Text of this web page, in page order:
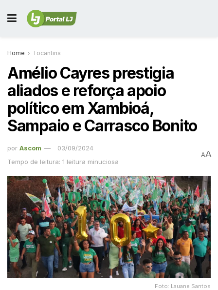
Home Tocantins
Amélio Cayres prestigia
aliados e reforça apoio
político em Xambioá,
Sampaio e Carrasco Bonito
por Ascom
03/09/2024
Tempo de leitura: 1 leitura minuciosa
AA
Foto: Lauane Santos